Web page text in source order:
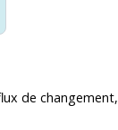
de changement,